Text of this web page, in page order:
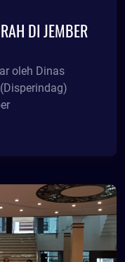
DI JEMBER
oleh Dinas